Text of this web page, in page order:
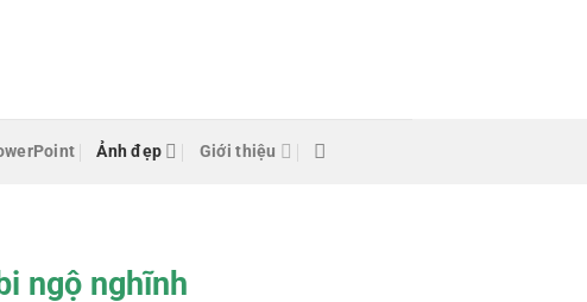
Ảnh đẹp Giới thiệu
ngộ nghĩnh